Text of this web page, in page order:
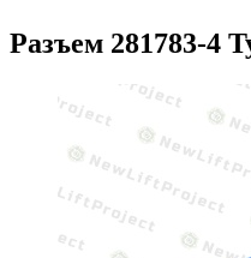
Разъем 281783-4